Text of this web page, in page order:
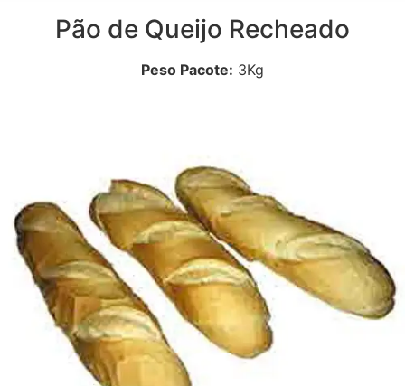
Pão de Queijo Recheado
Peso Pacote: 3Kg